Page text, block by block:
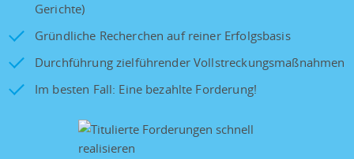
Gerichte)
Gründliche Recherchen auf reiner Erfolgsbasis
Durchführung zielführender Vollstreckungsmaßnahmen
Im besten Fall: Eine bezahlte Forderung!